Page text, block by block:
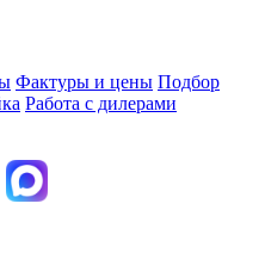
Фактуры и цены Подбор
Работа с дилерами